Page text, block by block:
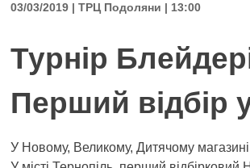
03/03/2019 | ТРЦ Подоляни | 13:00
Турнір
Перший відбір
У Новому, Великому, Дитячому